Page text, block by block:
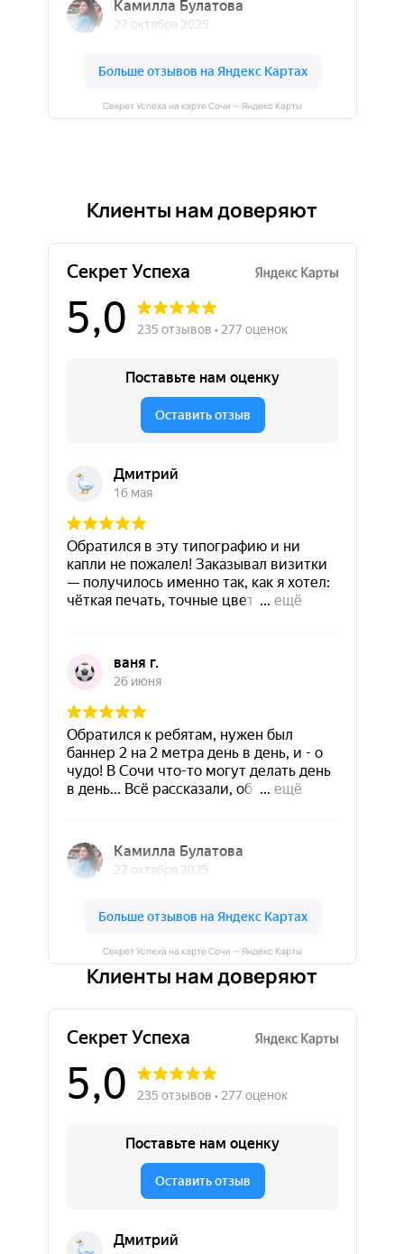
Секрет Успеха на карте Сочи — Яндекс Карты
Клиенты нам доверяют
Секрет Успеха на карте Сочи — Яндекс Карты
Клиенты нам доверяют